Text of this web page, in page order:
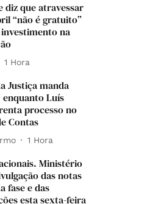
diz que atravessar
“não é gratuito”
na
1 Hora
Justiça manda
enquanto Luís
processo no
Contas
1 Hora
Ministério
das notas
fase e das
esta sexta-feira